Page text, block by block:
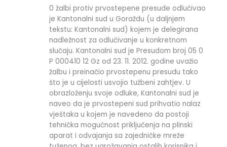
0 žalbi protiv prvostepene presude odlučivao
je Kantonalni sud u Goraždu (u daljnjem
tekstu: Kantonalni sud) kojem je delegirana
nadležnost za odlučivanje u konkretnom
slučaju. Kantonalni sud je Presudom broj 05 0
P 000410 12 Gz od 23. 11. 2012. godine uvažio
žalbu i preinačio prvostepenu presudu tako
što je u cijelosti usvojio tužbeni zahtjev. U
obrazloženju svoje odluke, Kantonalni sud je
naveo da je prvostepeni sud prihvatio nalaz
vještaka u kojem je navedeno da postoji
tehnička mogućnost priključenja na plinski
aparat i odvajanja sa zajedničke mreže